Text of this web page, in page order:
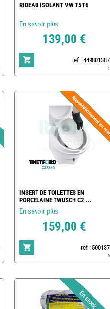
RIDEAU ISOLANT VW T5T6
En savoir plus
139,00 €
ref : 449801387
1
INSERT DE TOILETTES EN
PORCELAINE TWUSCH C2 ...
En savoir plus
159,00 €
ref : 500137
0